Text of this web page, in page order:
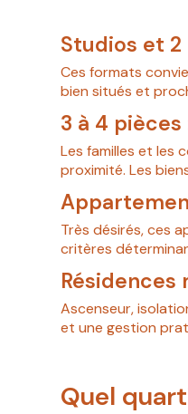
Studios et
Ces formats
bien situés et
3 à 4
Les familles et les
proximité. Les
Très désirés, ces
critères
Ascenseur,
et une gestion
Quel